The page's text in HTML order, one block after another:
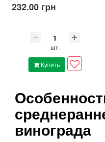
232.00 грн
шт.
Купить
винограда